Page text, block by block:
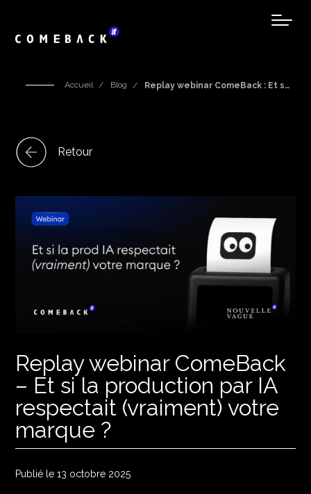
Accueil Blog Replay webinar ComeBack : Et s…
Retour
Replay webinar ComeBack
– Et si la production par IA
respectait (vraiment) votre
marque ?
Publié le 13 octobre 2025